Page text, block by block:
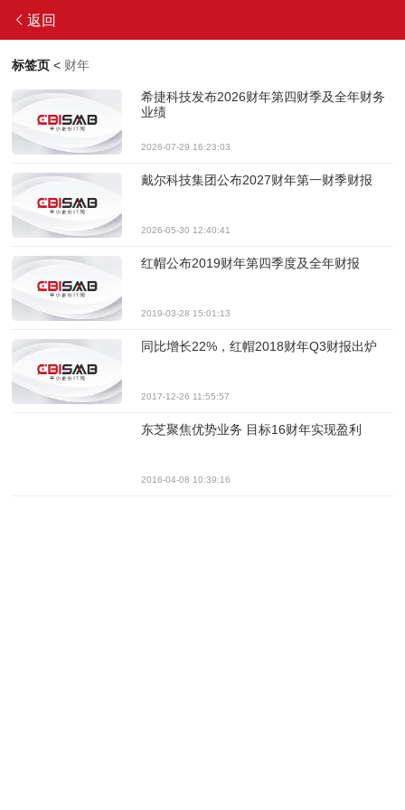
返回
标签页 < 财年
希捷科技发布2026财年第四财季及全年财务
业绩
2026-07-29 16:23:03
戴尔科技集团公布2027财年第一财季财报
2026-05-30 12:40:41
红帽公布2019财年第四季度及全年财报
2019-03-28 15:01:13
同比增长22%，红帽2018财年Q3财报出炉
2017-12-26 11:55:57
东芝聚焦优势业务 目标16财年实现盈利
2016-04-08 10:39:16